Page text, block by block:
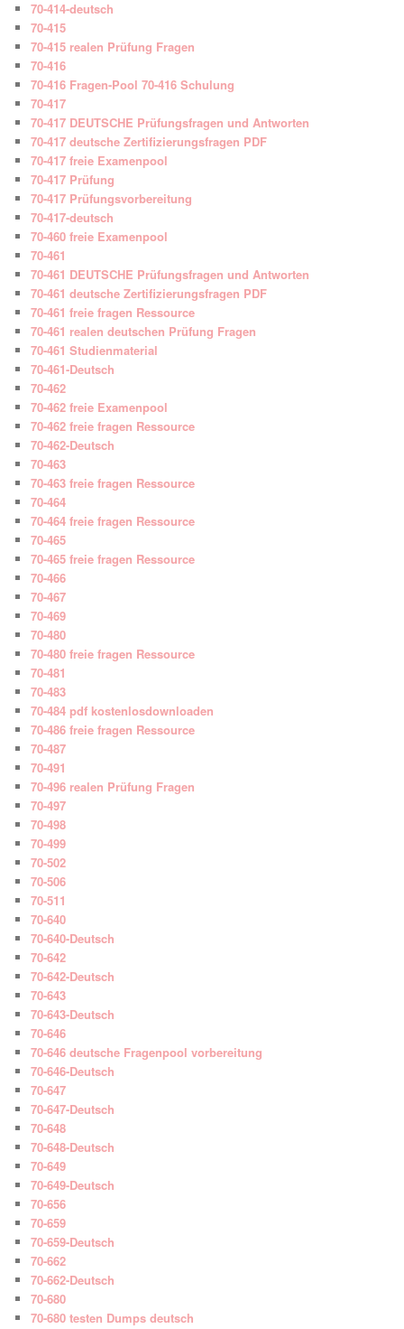
70-414-deutsch
70-415
70-415 realen Prüfung Fragen
70-416
70-416 Fragen-Pool 70-416 Schulung
70-417
70-417 DEUTSCHE Prüfungsfragen und Antworten
70-417 deutsche Zertifizierungsfragen PDF
70-417 freie Examenpool
70-417 Prüfung
70-417 Prüfungsvorbereitung
70-417-deutsch
70-460 freie Examenpool
70-461
70-461 DEUTSCHE Prüfungsfragen und Antworten
70-461 deutsche Zertifizierungsfragen PDF
70-461 freie fragen Ressource
70-461 realen deutschen Prüfung Fragen
70-461 Studienmaterial
70-461-Deutsch
70-462
70-462 freie Examenpool
70-462 freie fragen Ressource
70-462-Deutsch
70-463
70-463 freie fragen Ressource
70-464
70-464 freie fragen Ressource
70-465
70-465 freie fragen Ressource
70-466
70-467
70-469
70-480
70-480 freie fragen Ressource
70-481
70-483
70-484 pdf kostenlosdownloaden
70-486 freie fragen Ressource
70-487
70-491
70-496 realen Prüfung Fragen
70-497
70-498
70-499
70-502
70-506
70-511
70-640
70-640-Deutsch
70-642
70-642-Deutsch
70-643
70-643-Deutsch
70-646
70-646 deutsche Fragenpool vorbereitung
70-646-Deutsch
70-647
70-647-Deutsch
70-648
70-648-Deutsch
70-649
70-649-Deutsch
70-656
70-659
70-659-Deutsch
70-662
70-662-Deutsch
70-680
70-680 testen Dumps deutsch